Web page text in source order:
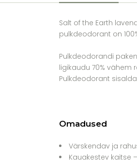
Salt of the Earth
pulkdeodorant on
Pulkdeodorandi
ligikaudu 70% vähem
Pulkdeodorant
Omadused
Värskendav ja
Kauakestev kaitse